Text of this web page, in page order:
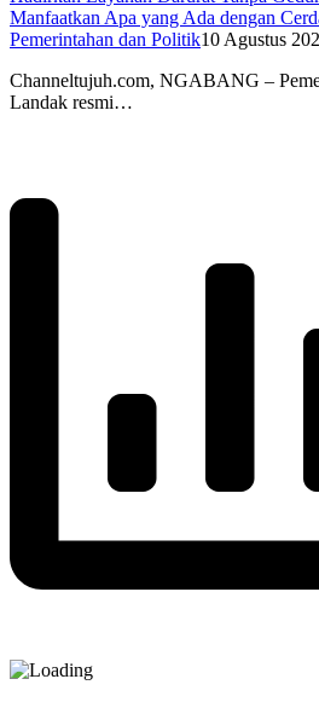
Manfaatkan Apa yang Ada dengan
Pemerintahan dan Politik10 Agustus
Channeltujuh.com, NGABANG –
Landak resmi…